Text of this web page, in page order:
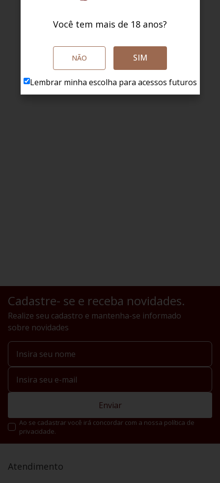
Cadastre- se e receba novidades.
Realize seu cadastro e mantenha-se informado
sobre novidades
Enviar
Ao se cadastrar você irá concordar com a nossa política de
privacidade.
Atendimento
Você tem mais de 18 anos?
NÃO SIM
Lembrar minha escolha para acessos futuros